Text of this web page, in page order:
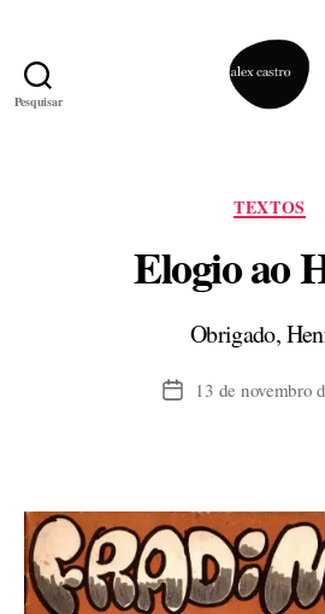
Pesquisar
TEXTOS
Elogio ao
Obrigado,
Data13 de novembro